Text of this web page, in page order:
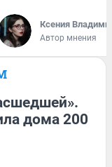
Ксения
Автор мнения
дома 200